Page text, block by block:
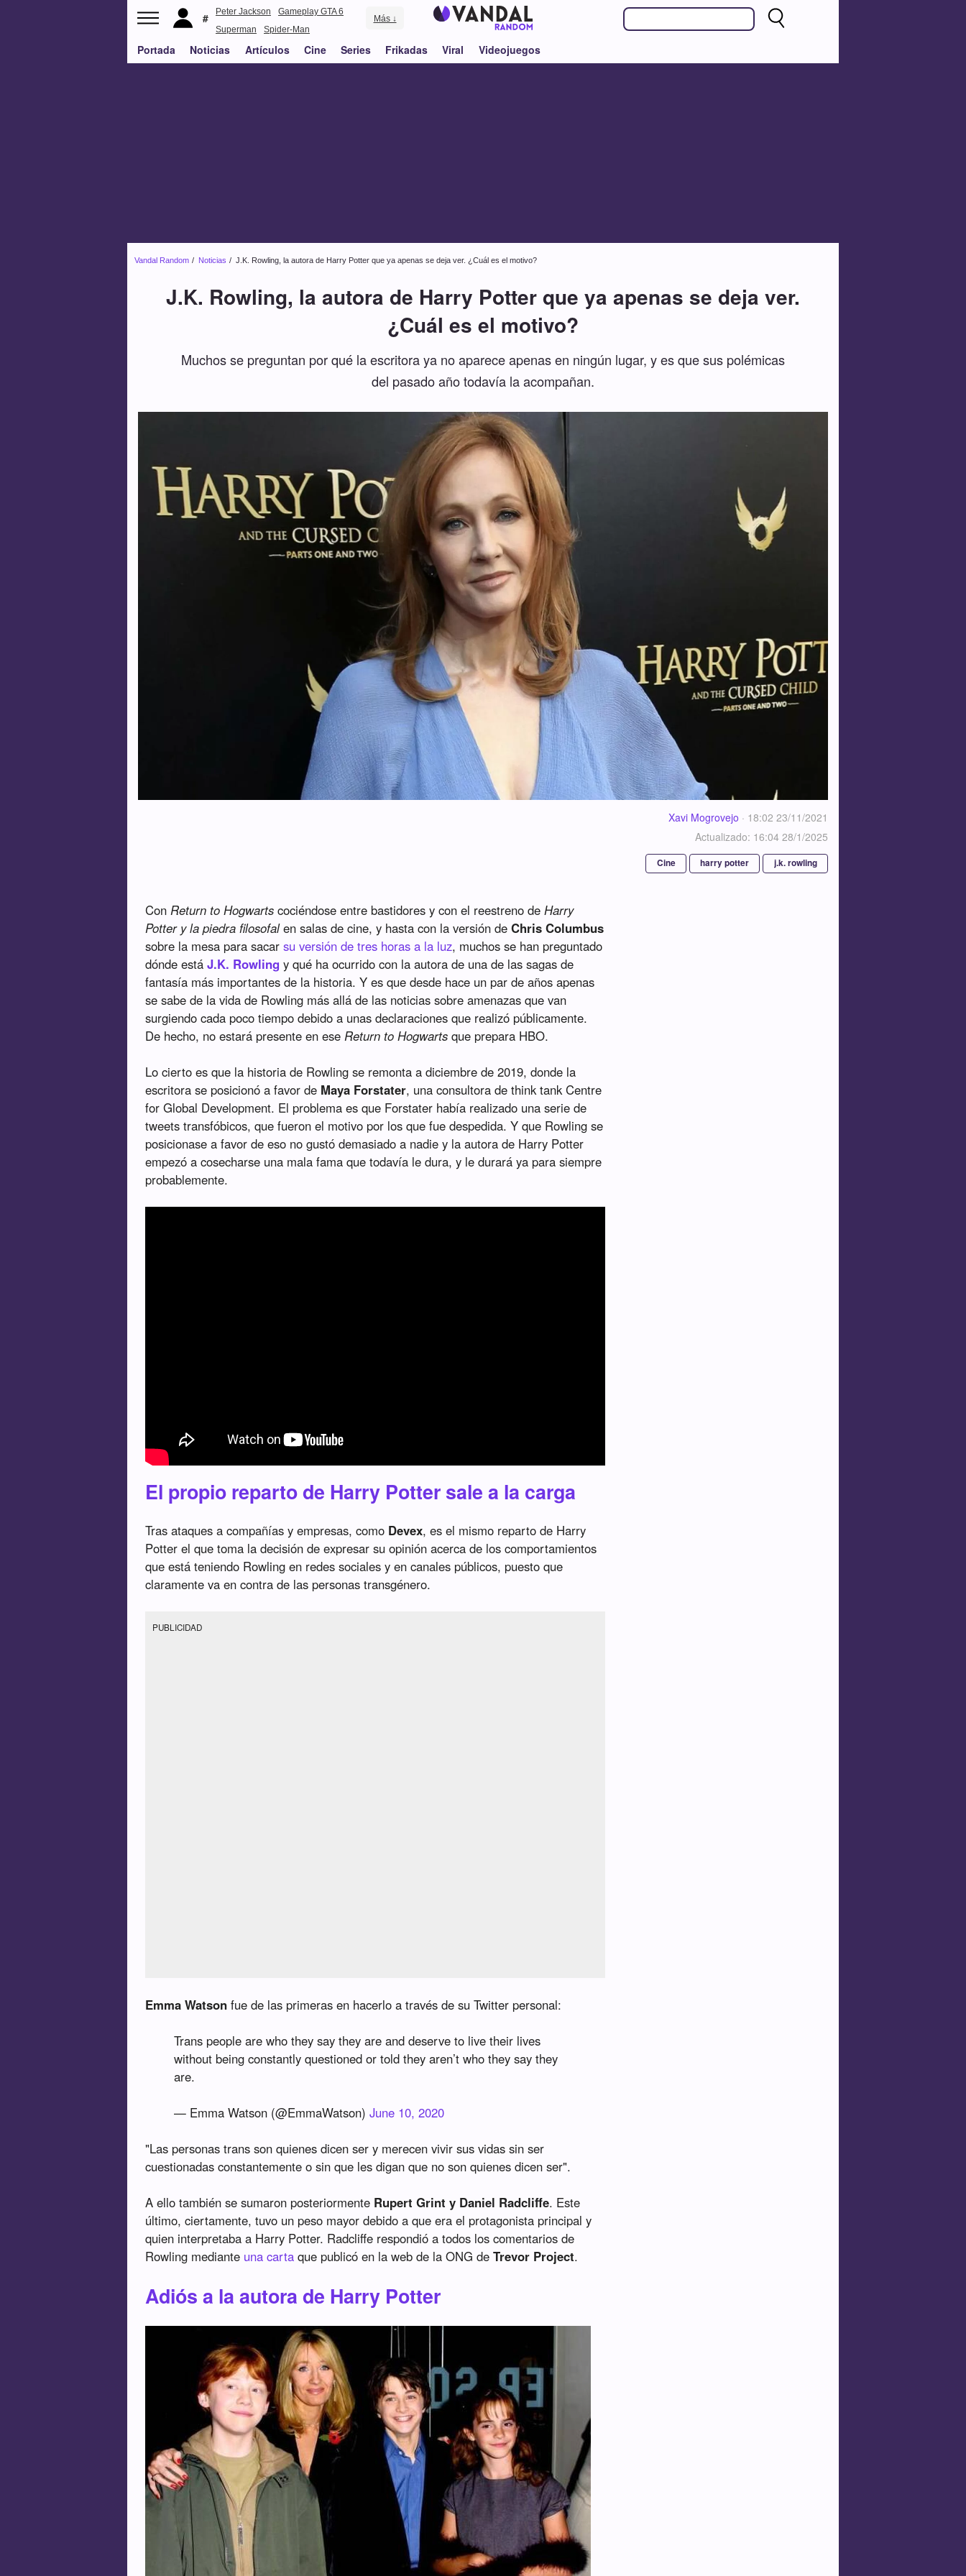
Peter Jackson
Gameplay GTA 6
Superman
Spider-Man
Más ↓
Portada Noticias Artículos Cine Series Frikadas Viral Videojuegos
Vandal Random Noticias J.K. Rowling, la autora de Harry Potter que ya apenas se deja ver. ¿Cuál es el motivo?
J.K. Rowling, la autora de Harry Potter que ya apenas se deja ver.
¿Cuál es el motivo?
Muchos se preguntan por qué la escritora ya no aparece apenas en ningún lugar, y es que sus polémicas
del pasado año todavía la acompañan.
Xavi Mogrovejo · 18:02 23/11/2021
Actualizado: 16:04 28/1/2025
Cine harry potter j.k. rowling
ConReturn to Hogwarts cociéndose entre bastidores y con el reestreno deHarry
Potter y la piedra filosofalen salas de cine, y hasta con la versión deChris Columbus
sobre la mesa para sacarsu versión de tres horas a la luz, muchos se han preguntado
dónde estáJ.K. Rowling y qué ha ocurrido con la autora de una de las sagas de
fantasía más importantes de la historia. Y es que desde hace un par de años apenas
se sabe de la vida de Rowling más allá de las noticias sobre amenazas que van
surgiendo cada poco tiempo debido a unas declaraciones que realizó públicamente.
De hecho, no estará presente en eseReturn to Hogwarts que prepara HBO.
Lo cierto es que la historia de Rowling se remonta a diciembre de 2019, donde la
escritora se posicionó a favor de Maya Forstater, una consultora de think tank Centre
for Global Development. El problema es que Forstater había realizado una serie de
tweets transfóbicos, que fueron el motivo por los que fue despedida. Y que Rowling se
posicionase a favor de eso no gustó demasiado a nadie y la autora de Harry Potter
empezó a cosecharse una mala fama que todavía le dura, y le durará ya para siempre
probablemente.
El propio reparto de Harry Potter sale a la carga
Tras ataques a compañías y empresas, como Devex, es el mismo reparto de Harry
Potter el que toma la decisión de expresar su opinión acerca de los comportamientos
que está teniendo Rowling en redes sociales y en canales públicos, puesto que
claramente va en contra de las personas transgénero.
PUBLICIDAD
Emma Watson fue de las primeras en hacerlo a través de su Twitter personal:
Trans people are who they say they are and deserve to live their lives
without being constantly questioned or told they aren’t who they say they
are.
— Emma Watson (@EmmaWatson)June 10, 2020
"Las personas trans son quienes dicen ser y merecen vivir sus vidas sin ser
cuestionadas constantemente o sin que les digan que no son quienes dicen ser".
A ello también se sumaron posteriormente Rupert Grint y Daniel Radcliffe. Este
último, ciertamente, tuvo un peso mayor debido a que era el protagonista principal y
quien interpretaba a Harry Potter. Radcliffe respondió a todos los comentarios de
Rowling mediante una carta que publicó en la web de la ONG deTrevor Project.
Adiós a la autora de Harry Potter